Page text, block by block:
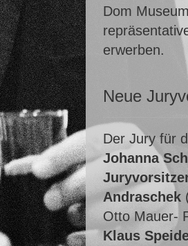
Dom
erwerben.
Neue
Der Jury für
Johanna
Andraschek
Otto Mauer-
Klaus